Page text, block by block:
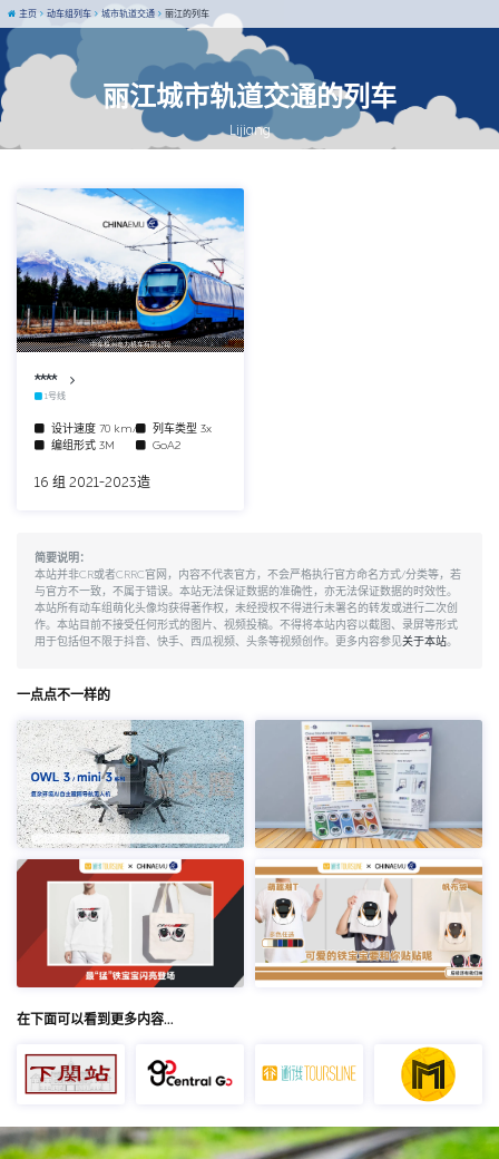
丽江城市轨道交通的列车
Lijiang
主页 动车组列车 城市轨道交通 丽江的列车
中车株洲电力机车有限公司
****
1号线
设计速度 70 km/h 列车类型 3x
编组形式 3M GoA2
16 组 2021-2023造
简要说明：
本站并非CR或者CRRC官网，内容不代表官方，不会严格执行官方命名方式/分类等，若
与官方不一致，不属于错误。本站无法保证数据的准确性，亦无法保证数据的时效性。
本站所有动车组萌化头像均获得著作权，未经授权不得进行未署名的转发或进行二次创
作。本站目前不接受任何形式的图片、视频投稿。不得将本站内容以截图、录屏等形式
用于包括但不限于抖音、快手、西瓜视频、头条等视频创作。更多内容参见关于本站。
一点点不一样的
在下面可以看到更多内容…